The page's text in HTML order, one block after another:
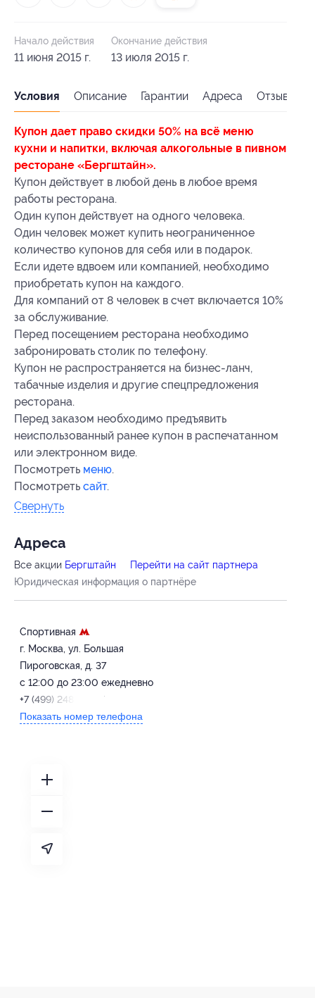
Начало действия
11 июня 2015 г.
Окончание действия
13 июля 2015 г.
Условия Описание Гарантии Адреса Отзывы
Купон дает право скидки 50% на всё меню
кухни и напитки, включая алкогольные в пивном
ресторане «Бергштайн».
Купон действует в любой день в любое время
работы ресторана.
Один купон действует на одного человека.
Один человек может купить неограниченное
количество купонов для себя или в подарок.
Если идете вдвоем или компанией, необходимо
приобретать купон на каждого.
Для компаний от 8 человек в счет включается 10%
за обслуживание.
Перед посещением ресторана необходимо
забронировать столик по телефону.
Купон не распространяется на бизнес-ланч,
табачные изделия и другие спецпредложения
ресторана.
Перед заказом необходимо предъявить
неиспользованный ранее купон в распечатанном
или электронном виде.
Посмотреть меню.
Посмотреть сайт.
Свернуть
Адресa
Все акции Бергштайн
Перейти на сайт партнера
Юридическая информация о партнёре
Спортивная
г. Москва, ул. Большая
Пироговская, д. 37
с 12:00 до 23:00 ежедневно
+7 (499) 248-24-97
Показать номер телефона